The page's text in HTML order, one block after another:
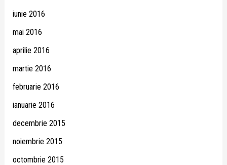
iunie 2016
mai 2016
aprilie 2016
martie 2016
februarie 2016
ianuarie 2016
decembrie 2015
noiembrie 2015
octombrie 2015